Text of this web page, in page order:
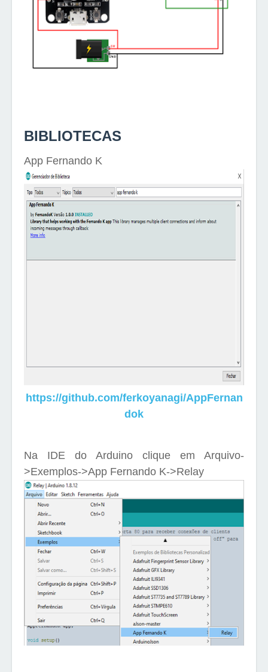
BIBLIOTECAS
App Fernando K
https://github.com/ferkoyanagi/AppFernan
dok
Na IDE do Arduino clique em Arquivo-
>Exemplos->App Fernando K->Relay